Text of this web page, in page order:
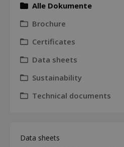
Alle Dokumente
Brochure
Certificates
Data sheets
Sustainability
Technical documents
Data sheets